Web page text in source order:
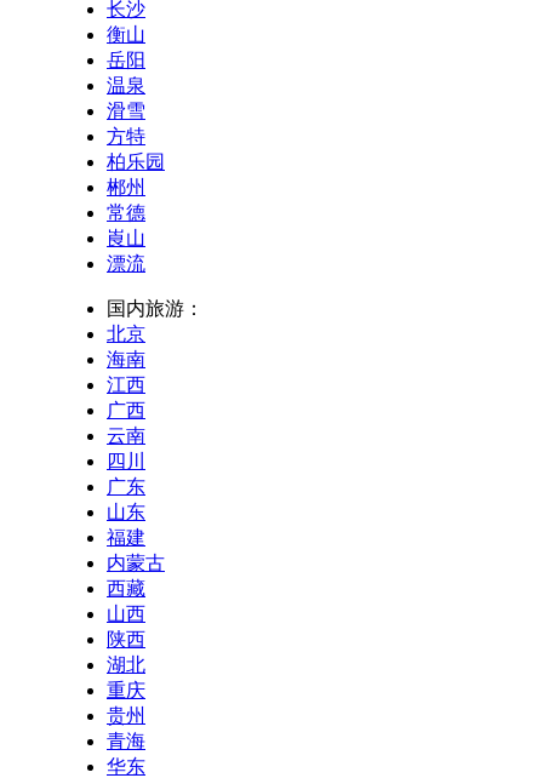
长沙
衡山
岳阳
温泉
滑雪
方特
柏乐园
郴州
常德
崀山
漂流
国内旅游：
北京
海南
江西
广西
云南
四川
广东
山东
福建
内蒙古
西藏
山西
陕西
湖北
重庆
贵州
青海
华东